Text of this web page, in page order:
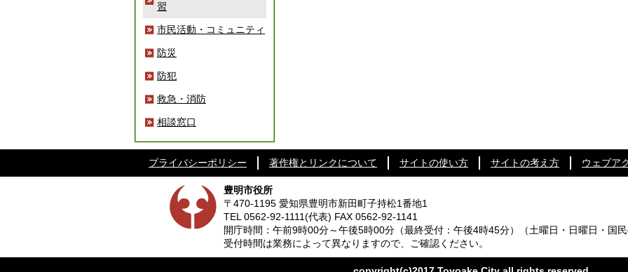
習
市民活動・コミュニティ
防災
防犯
救急・消防
相談窓口
プライバシーポリシー 著作権とリンクについて サイトの使い方 サイトの考え方 ウェブア
豊明市役所
〒470-1195 愛知県豊明市新田町子持松1番地1
TEL 0562-92-1111(代表) FAX 0562-92-1141
開庁時間：午前9時00分～午後5時00分 （最終受付：午後4時45分）
（土曜日・日曜日・国
受付時間は業務によって異なりますので、ご確認ください。